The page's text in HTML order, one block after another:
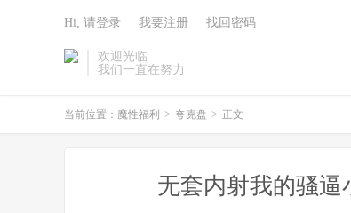
欢迎光临
我们一直在努力
Hi, 请登录 我要注册 找回密码
当前位置： 魔性福利 > 夸克盘 > 正文
无套内射我的骚逼